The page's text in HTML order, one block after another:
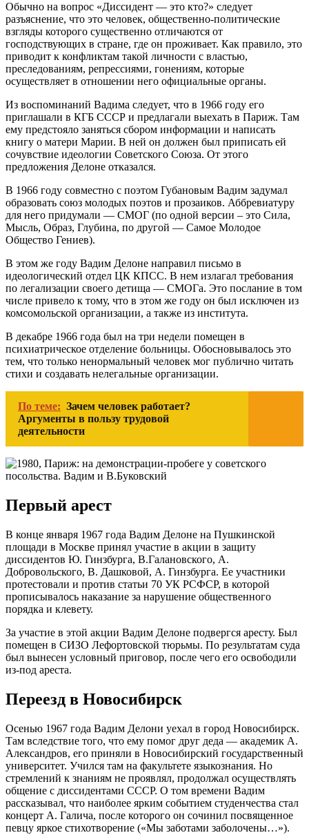
Обычно на вопрос «Диссидент — это кто?» следует
разъяснение, что это человек, общественно-политические
взгляды которого существенно отличаются от
господствующих в стране, где он проживает. Как правило, это
приводит к конфликтам такой личности с властью,
преследованиям, репрессиями, гонениям, которые
осуществляет в отношении него официальные органы.
Из воспоминаний Вадима следует, что в 1966 году его
приглашали в КГБ СССР и предлагали выехать в Париж. Там
ему предстояло заняться сбором информации и написать
книгу о матери Марии. В ней он должен был приписать ей
сочувствие идеологии Советского Союза. От этого
предложения Делоне отказался.
В 1966 году совместно с поэтом Губановым Вадим задумал
образовать союз молодых поэтов и прозаиков. Аббревиатуру
для него придумали — СМОГ (по одной версии – это Сила,
Мысль, Образ, Глубина, по другой — Самое Молодое
Общество Гениев).
В этом же году Вадим Делоне направил письмо в
идеологический отдел ЦК КПСС. В нем излагал требования
по легализации своего детища — СМОГа. Это послание в том
числе привело к тому, что в этом же году он был исключен из
комсомольской организации, а также из института.
В декабре 1966 года был на три недели помещен в
психиатрическое отделение больницы. Обосновывалось это
тем, что только ненормальный человек мог публично читать
стихи и создавать нелегальные организации.
По теме: Зачем человек работает?
Аргументы в пользу трудовой
деятельности
Первый арест
В конце января 1967 года Вадим Делоне на Пушкинской
площади в Москве принял участие в акции в защиту
диссидентов Ю. Гинзбурга, В.Галановского, А.
Добровольского, В. Дашковой, А. Гинзбурга. Ее участники
протестовали и против статьи 70 УК РСФСР, в которой
прописывалось наказание за нарушение общественного
порядка и клевету.
За участие в этой акции Вадим Делоне подвергся аресту. Был
помещен в СИЗО Лефортовской тюрьмы. По результатам суда
был вынесен условный приговор, после чего его освободили
из-под ареста.
Переезд в Новосибирск
Осенью 1967 года Вадим Делони уехал в город Новосибирск.
Там вследствие того, что ему помог друг деда — академик А.
Александров, его приняли в Новосибирский государственный
университет. Учился там на факультете языкознания. Но
стремлений к знаниям не проявлял, продолжал осуществлять
общение с диссидентами СССР. О том времени Вадим
рассказывал, что наиболее ярким событием студенчества стал
концерт А. Галича, после которого он сочинил посвященное
певцу яркое стихотворение («Мы заботами заболочены…»).